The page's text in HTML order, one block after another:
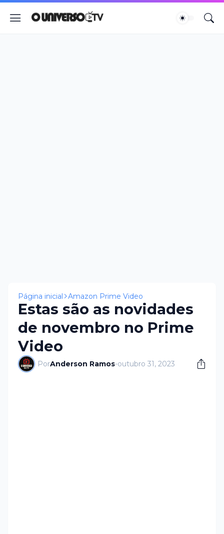
Página inicial Amazon Prime Video
Estas são as novidades
de novembro no Prime
Video
PorAnderson Ramos-outubro 31, 2023